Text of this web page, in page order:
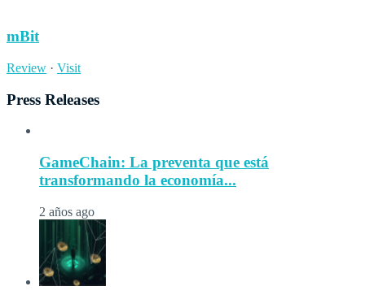
mBit
Review · Visit
Press Releases
GameChain: La preventa que está
transformando la economía...
2 años ago